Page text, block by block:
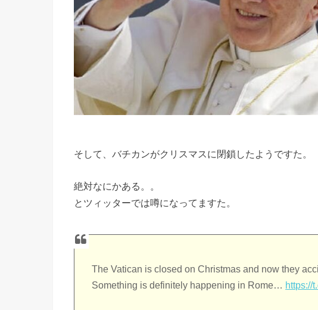
そして、バチカンがクリスマスに閉鎖したようですた。
絶対なにかある。。
とツィッターでは噂になってますた。
The Vatican is closed on Christmas and now they
Something is definitely happening in Rome… https://